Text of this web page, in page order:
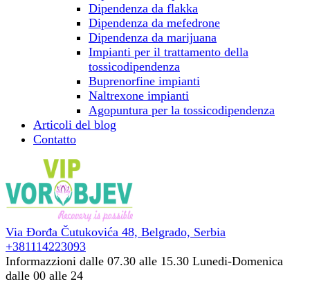
Dipendenza da flakka
Dipendenza da mefedrone
Dipendenza da marijuana
Impianti per il trattamento della
tossicodipendenza
Buprenorfine impianti
Naltrexone impianti
Agopuntura per la tossicodipendenza
Articoli del blog
Contatto
Via Đorđa Čutukovića 48, Belgrado, Serbia
+381114223093
Informazzioni dalle 07.30 alle 15.30 Lunedi-Domenica
dalle 00 alle 24